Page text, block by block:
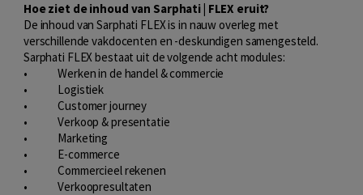
Hoe ziet de inhoud van Sarphati | FLEX eruit?
De inhoud van Sarphati FLEX is in nauw overleg met
verschillende vakdocenten en -deskundigen samengesteld.
Sarphati FLEX bestaat uit de volgende acht modules:
• Werken in de handel & commercie
• Logistiek
• Customer journey
• Verkoop & presentatie
• Marketing
• E-commerce
• Commercieel rekenen
• Verkoopresultaten